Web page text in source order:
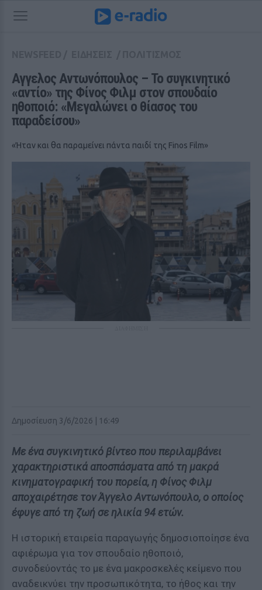
Αγγελος Αντωνόπουλος – Το συγκινητικό
«αντίο» της Φίνος Φιλμ στον σπουδαίο
ηθοποιό: «Μεγαλώνει ο θίασος του
παραδείσου»
«Ήταν και θα παραμείνει πάντα παιδί της Finos Film»
Δημοσίευση 3/6/2026 | 16:49
Με ένα συγκινητικό βίντεο που περιλαμβάνει
χαρακτηριστικά αποσπάσματα από τη μακρά
κινηματογραφική του πορεία, η Φίνος Φιλμ
αποχαιρέτησε τον Άγγελο Αντωνόπουλο, ο οποίος
έφυγε από τη ζωή σε ηλικία 94 ετών.
Η ιστορική εταιρεία παραγωγής δημοσιοποίησε ένα
αφιέρωμα για τον σπουδαίο ηθοποιό,
συνοδεύοντάς το με ένα μακροσκελές κείμενο που
αναδεικνύει την προσωπικότητα, το ήθος και την